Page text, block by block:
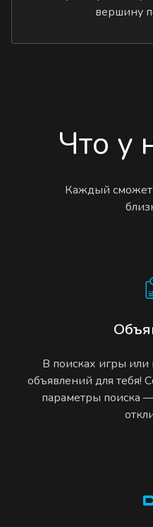
вершину
Что у
Каждый сможет
В поисках игры или
объявлений для тебя!
параметры поиска